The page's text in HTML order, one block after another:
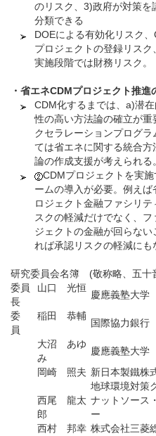
のリスク、3)政府が対策を
分類できる
DOEによる有効化リスク
プロジェクトの登録リス
実施段階では財務リスク。
・ 省エネCDMプロジェクト推進
CDM化するまでは、a)潜
性の高い方法論の確立が
クセラレーションプログ
ては省エネに関する統合
論の作成支援が考えられる。
CDMプロジェクトを実
ームの導入が必要。例え
ロジェクト金融ファシリ
スクの軽減だけでなく、
ジェクトの金融が回らな
れば承認リスクの軽減にも
研究委員会名簿 (敬称略、五十
委員
長
山口 光恒
慶應義塾大
委
員
稲田 恭輔
国際協力銀
大沼 あゆ
み
慶應義塾大
岡崎 照夫 新日本製鐵
地球環境対策
西尾 龍太
郎
ナットソース
ー
西村 邦幸 株式会社三菱